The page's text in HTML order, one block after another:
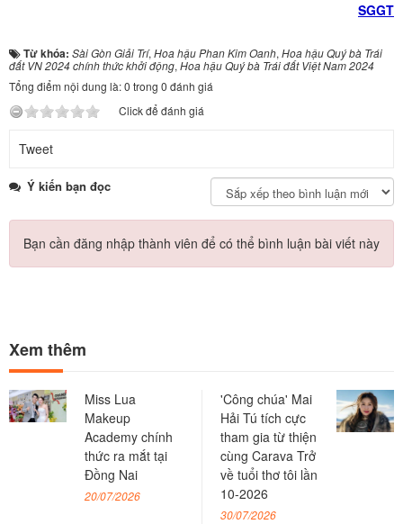
SGGT
Từ khóa: Sài Gòn Giải Trí, Hoa hậu Phan Kim Oanh, Hoa hậu Quý bà Trái
đất VN 2024 chính thức khởi động, Hoa hậu Quý bà Trái đất Việt Nam 2024
Tổng điểm nội dung là: 0 trong 0 đánh giá
Click để đánh giá
Tweet
Ý kiến bạn đọc
Bạn cần đăng nhập thành viên để có thể bình luận bài viết này
Xem thêm
Miss Lua
Makeup
Academy chính
thức ra mắt tại
Đồng Nai
20/07/2026
'Công chúa' Mai
Hải Tú tích cực
tham gia từ thiện
cùng Carava Trở
về tuổi thơ tôi lần
10-2026
30/07/2026